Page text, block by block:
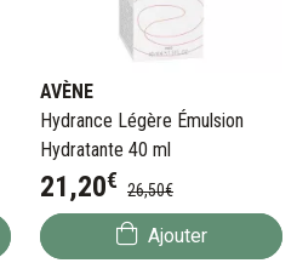
AVÈNE
Hydrance Légère Émulsion
Hydratante 40 ml
21,20€ 26,50€
Ajouter